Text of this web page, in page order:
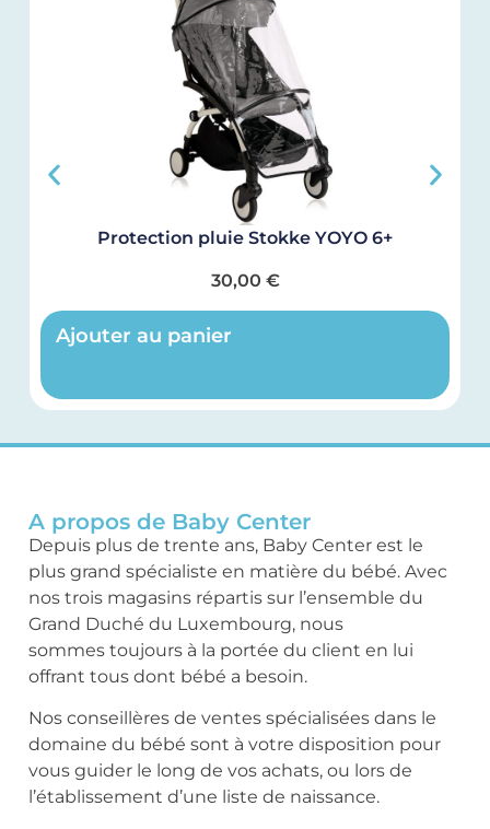
Protection pluie Stokke YOYO 6+
30,00 €
Ajouter au panier
A propos de Baby Center
Depuis plus de trente ans, Baby Center est le
plus grand spécialiste en matière du bébé. Avec
nos trois magasins répartis sur l’ensemble du
Grand Duché du Luxembourg, nous
sommes toujours à la portée du client en lui
offrant tous dont bébé a besoin.
Nos conseillères de ventes spécialisées dans le
domaine du bébé sont à votre disposition pour
vous guider le long de vos achats, ou lors de
l’établissement d’une liste de naissance.